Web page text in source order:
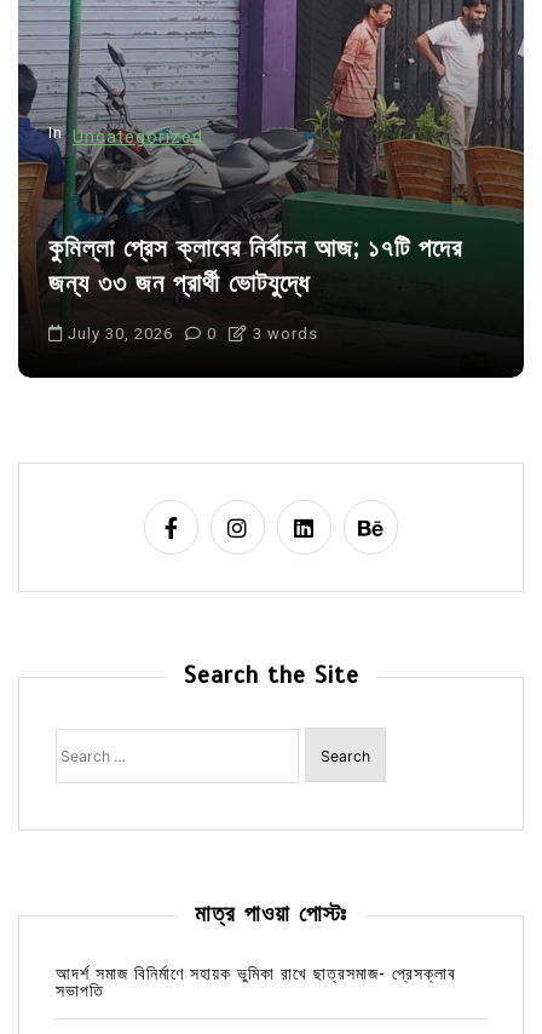
i
o
n
In Uncategorized
কুমিল্লা প্রেস ক্লাবের নির্বাচন আজ; ১৭টি পদের
জন্য ৩৩ জন প্রার্থী ভোটযুদ্ধে
July 30, 2026 0 3 words
Search the Site
Search
for:
মাত্র পাওয়া পোস্টঃ
আদর্শ সমাজ বিনির্মাণে সহায়ক ভুমিকা রাখে ছাত্রসমাজ- প্রেসক্লাব
সভাপতি